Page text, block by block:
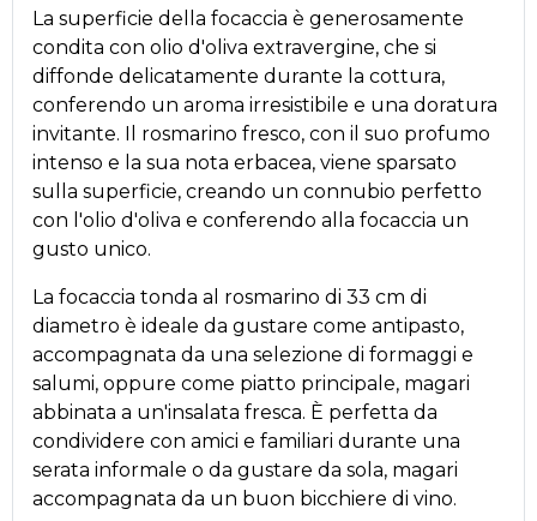
La superficie della focaccia è generosamente
condita con olio d'oliva extravergine, che si
diffonde delicatamente durante la cottura,
conferendo un aroma irresistibile e una doratura
invitante. Il rosmarino fresco, con il suo profumo
intenso e la sua nota erbacea, viene sparsato
sulla superficie, creando un connubio perfetto
con l'olio d'oliva e conferendo alla focaccia un
gusto unico.
La focaccia tonda al rosmarino di 33 cm di
diametro è ideale da gustare come antipasto,
accompagnata da una selezione di formaggi e
salumi, oppure come piatto principale, magari
abbinata a un'insalata fresca. È perfetta da
condividere con amici e familiari durante una
serata informale o da gustare da sola, magari
accompagnata da un buon bicchiere di vino.